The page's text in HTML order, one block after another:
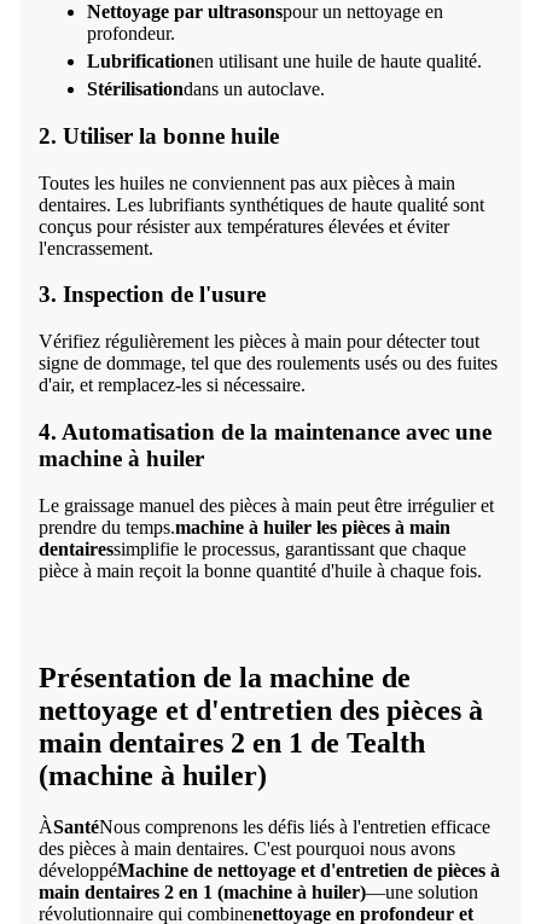
Nettoyage par ultrasonspour un nettoyage en
profondeur.
Lubrificationen utilisant une huile de haute qualité.
Stérilisationdans un autoclave.
2. Utiliser la bonne huile
Toutes les huiles ne conviennent pas aux pièces à main
dentaires. Les lubrifiants synthétiques de haute qualité sont
conçus pour résister aux températures élevées et éviter
l'encrassement.
3. Inspection de l'usure
Vérifiez régulièrement les pièces à main pour détecter tout
signe de dommage, tel que des roulements usés ou des fuites
d'air, et remplacez-les si nécessaire.
4. Automatisation de la maintenance avec une
machine à huiler
Le graissage manuel des pièces à main peut être irrégulier et
prendre du temps.machine à huiler les pièces à main
dentairessimplifie le processus, garantissant que chaque
pièce à main reçoit la bonne quantité d'huile à chaque fois.
Présentation de la machine de
nettoyage et d'entretien des pièces à
main dentaires 2 en 1 de Tealth
(machine à huiler)
ÀSantéNous comprenons les défis liés à l'entretien efficace
des pièces à main dentaires. C'est pourquoi nous avons
développéMachine de nettoyage et d'entretien de pièces à
main dentaires 2 en 1 (machine à huiler)—une solution
révolutionnaire qui combinenettoyage en profondeur et